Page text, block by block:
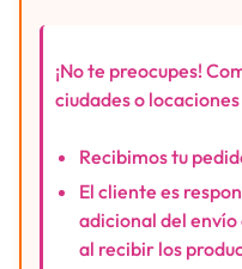
¡No te preocupes!
ciudades o
Recibimos tu
El cliente es
adicional del
al recibir los